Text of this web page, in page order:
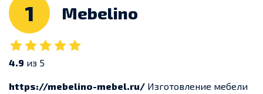
1 Mebelino
4.9 из 5
https://mebelino-mebel.ru/ Изготовление мебели